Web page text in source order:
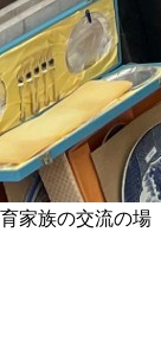
家族の交流の場